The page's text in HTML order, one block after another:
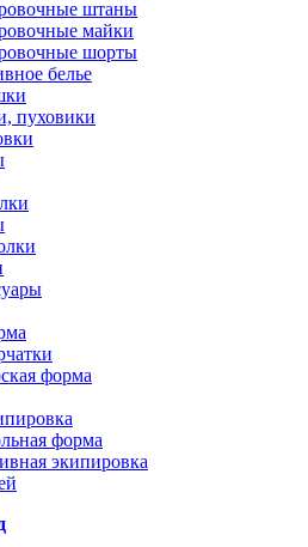
штаны
майки
шорты
белье
пуховики
форма
форма
экипировка